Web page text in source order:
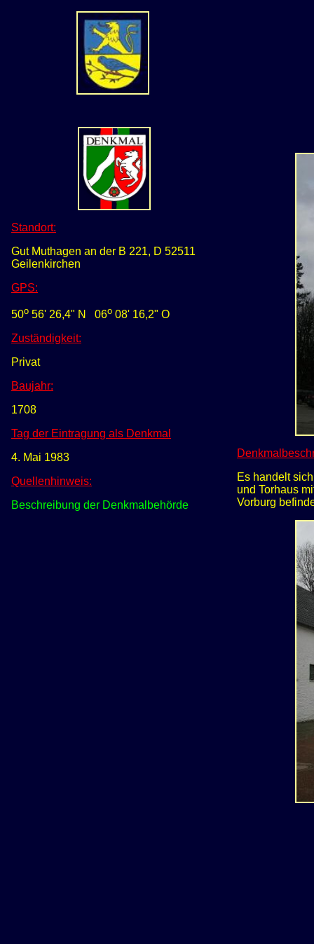
Standort:
Gut Muthagen an der B 221, D 52511
Geilenkirchen
GPS:
50o 56' 26,4" N 06o 08' 16,2" O
Zuständigkeit:
Privat
Baujahr:
1708
Tag der Eintragung als Denkmal
4. Mai 1983
Quellenhinweis:
Beschreibung der Denkmalbehörde
Es handelt
und Torhaus
Vorburg